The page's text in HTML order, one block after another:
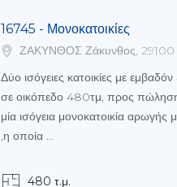
16745 - Μονοκατοικίες
ΖΑΚΥΝΘΟΣ Ζάκυνθος, 29100
Δύο ισόγειες κατοικίες με
σε οικόπεδο 480τμ, προς πώληση.
μία ισόγεια μονοκατοικία
,η οποία ...
480 τ.μ.